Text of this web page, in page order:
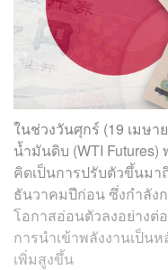
ในช่วงวันศุกร์ (19 เมษ
น้ำมันดิบ (WTI Futures)
คิดเป็นการปรับตัวขึ้นมา
ธันวาคมปีก่อน ซึ่งกำลัง
โอกาสอ่อนตัวลงอย่างต่
การนำเข้าพลังงานเป็น
เพิ่มสูงขึ้น